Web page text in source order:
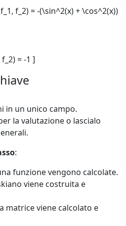
f_2) = -(\sin^2(x) + \cos^2(x))
= -1 ]
in un unico campo.
la valutazione o lascialo
:
funzione vengono calcolate.
viene costruita e
matrice viene calcolato e